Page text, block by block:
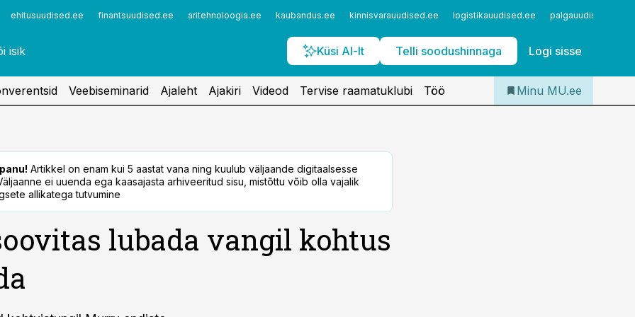
ehitusuudised.ee finantsuudised.ee aritehnoloogia.ee kaubandus.ee kinnisvarauudised.ee logistikauudised.ee palgauudised.ee
Küsi AI-lt Telli soodushinnaga Logi sisse
Iseteenindus
Telli Meditsiiniuudised
Veebiseminarid Ajaleht Ajakiri Videod Tervise raamatuklubi Töö Minu MU.ee
Artikkel on enam kui 5 aastat vana ning kuulub väljaande digitaalsesse
ei uuenda ega kaasajasta arhiveeritud sisu, mistõttu võib olla vajalik
allikatega tutvumine
lubada vangil kohtus